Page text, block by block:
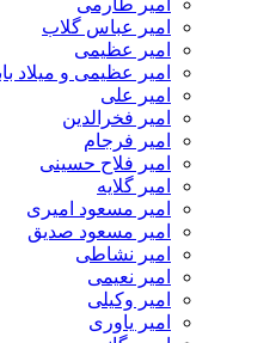
امیر طارمی
امیر عباس گلاب
امیر عظیمی
امیر عظیمی و میلاد
امیر علی
امیر فخرالدین
امیر فرجام
امیر فلاح حسینی
امیر گلایه
امیر مسعود امیری
امیر مسعود صدیق
امیر نشاطی
امیر نعیمی
امیر وکیلی
امیر یاوری